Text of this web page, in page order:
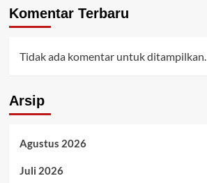
Komentar Terbaru
Tidak ada komentar untuk ditampilkan.
Arsip
Agustus 2026
Juli 2026